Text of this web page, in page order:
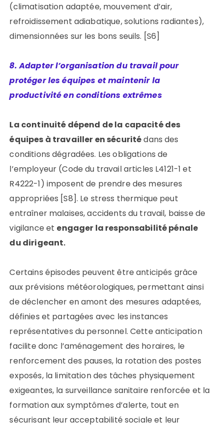
(climatisation adaptée, mouvement d’air,
refroidissement adiabatique, solutions radiantes),
dimensionnées sur les bons seuils. [S6]
8. Adapter l’organisation du travail pour
protéger les équipes et maintenir la
productivité en conditions extrêmes
La continuité dépend de la capacité des
équipes à travailler en sécuritédans des
conditions dégradées. Les obligations de
l’employeur (Code du travail articles L4121-1 et
R4222-1) imposent de prendre des mesures
appropriées [S8]. Le stress thermique peut
entraîner malaises, accidents du travail, baisse de
vigilance et engager la responsabilité pénale
du dirigeant.
Certains épisodes peuvent être anticipés grâce
aux prévisions météorologiques, permettant ainsi
de déclencher en amont des mesures adaptées,
définies et partagées avec les instances
représentatives du personnel. Cette anticipation
facilite donc l’aménagement des horaires, le
renforcement des pauses, la rotation des postes
exposés, la limitation des tâches physiquement
exigeantes, la surveillance sanitaire renforcée et la
formation aux symptômes d’alerte, tout en
sécurisant leur acceptabilité sociale et leur